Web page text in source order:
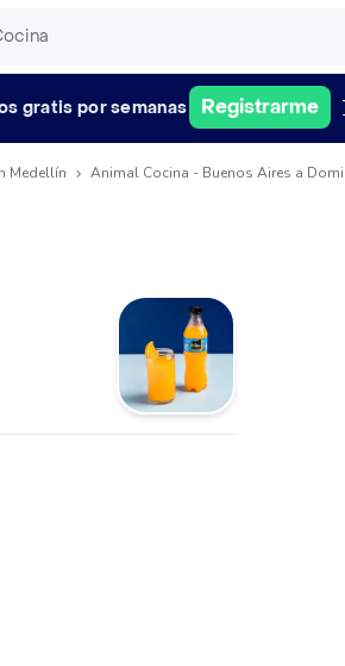
gratis por semanas Registrarme
Medellín Animal Cocina - Buenos Aires a